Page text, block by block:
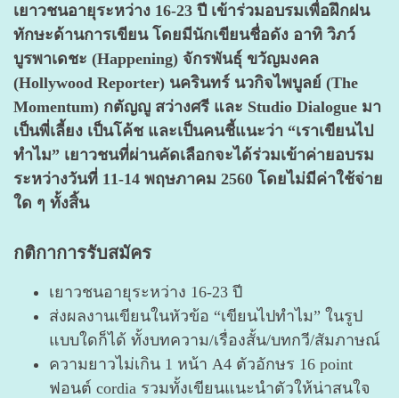
เยาวชนอายุระหว่าง 16-23 ปี เข้าร่วมอบรมเพื่อฝึกฝน
ทักษะด้านการเขียน โดยมีนักเขียนชื่อดัง อาทิ วิภว์
บูรพาเดชะ (Happening) จักรพันธุ์ ขวัญมงคล
(Hollywood Reporter) นครินทร์ นวกิจไพบูลย์ (The
Momentum) กตัญญู สว่างศรี และ Studio Dialogue มา
เป็นพี่เลี้ยง เป็นโค้ช และเป็นคนชี้แนะว่า “เราเขียนไป
ทำไม” เยาวชนที่ผ่านคัดเลือกจะได้ร่วมเข้าค่ายอบรม
ระหว่างวันที่ 11-14 พฤษภาคม 2560 โดยไม่มีค่าใช้จ่าย
ใด ๆ ทั้งสิ้น
กติกาการรับสมัคร
เยาวชนอายุระหว่าง 16-23 ปี
ส่งผลงานเขียนในหัวข้อ “เขียนไปทำไม” ในรูป
แบบใดก็ได้ ทั้งบทความ/เรื่องสั้น/บทกวี/สัมภาษณ์
ความยาวไม่เกิน 1 หน้า A4 ตัวอักษร 16 point
ฟอนต์ cordia รวมทั้งเขียนแนะนำตัวให้น่าสนใจ